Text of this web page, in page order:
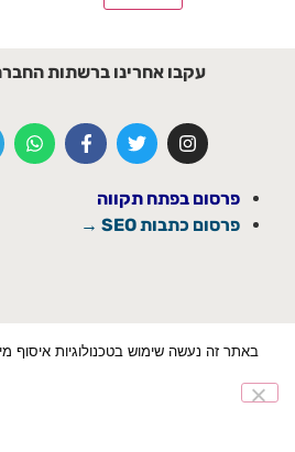
עקבו אחרינו ברשתות
פרסום בפתח תקווה
פרסום כתבות SEO →